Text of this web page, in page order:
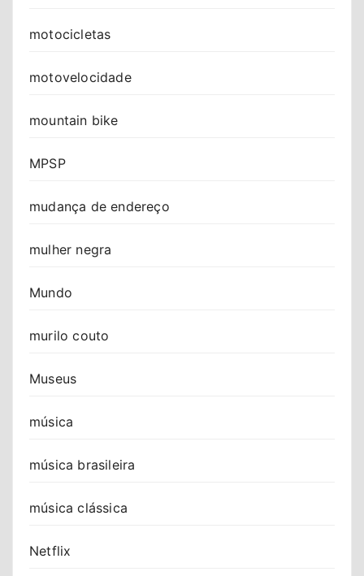
motocicletas
motovelocidade
mountain bike
MPSP
mudança de endereço
mulher negra
Mundo
murilo couto
Museus
música
música brasileira
música clássica
Netflix